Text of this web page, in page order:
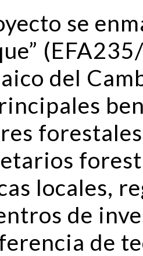
se
del
locales,
de
de